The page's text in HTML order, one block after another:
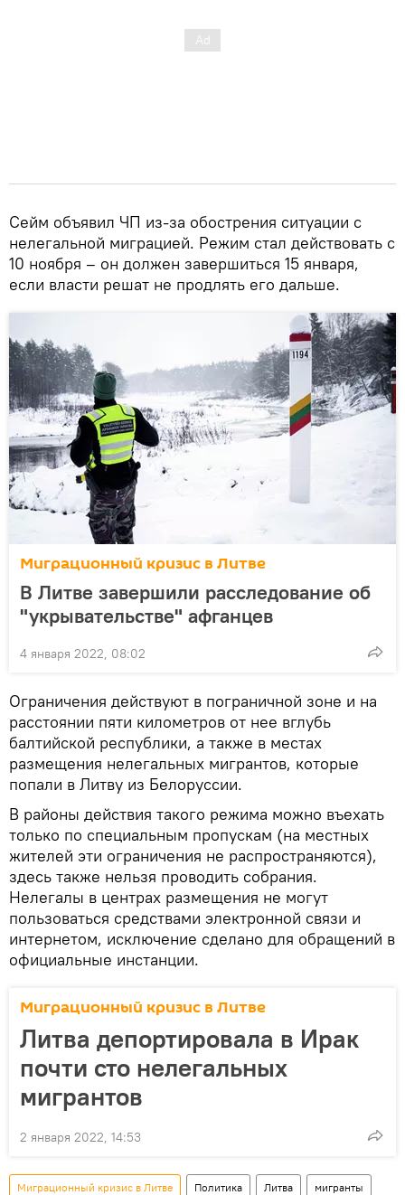
Сейм объявил ЧП из-за обострения ситуации с
нелегальной миграцией. Режим стал действовать с
10 ноября – он должен завершиться 15 января,
если власти решат не продлять его дальше.
Миграционный кризис в Литве
В Литве завершили расследование об
"укрывательстве" афганцев
4 января 2022, 08:02
Ограничения действуют в пограничной зоне и на
расстоянии пяти километров от нее вглубь
балтийской республики, а также в местах
размещения нелегальных мигрантов, которые
попали в Литву из Белоруссии.
В районы действия такого режима можно въехать
только по специальным пропускам (на местных
жителей эти ограничения не распространяются),
здесь также нельзя проводить собрания.
Нелегалы в центрах размещения не могут
пользоваться средствами электронной связи и
интернетом, исключение сделано для обращений в
официальные инстанции.
Миграционный кризис в Литве
Литва депортировала в Ирак
почти сто нелегальных
мигрантов
2 января 2022, 14:53
Миграционный кризис в Литве Политика Литва мигранты